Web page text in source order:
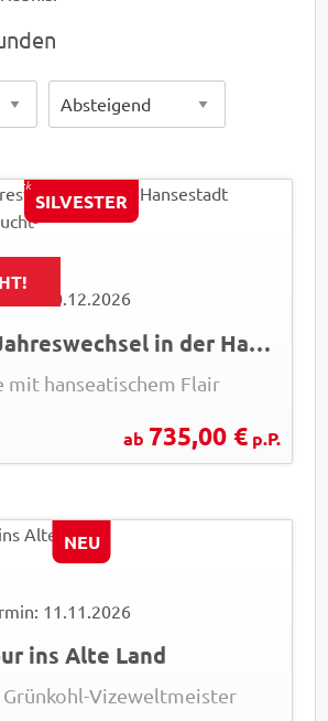
SILVESTER
30.12.2026
Maritimer Jahreswechsel in der Hansestadt Bremen -ausgebucht-
mit hanseatischem Flair
ab 735,00 €p.P.
NEU
11.11.2026
ins Alte Land
Grünkohl-Vizeweltmeister